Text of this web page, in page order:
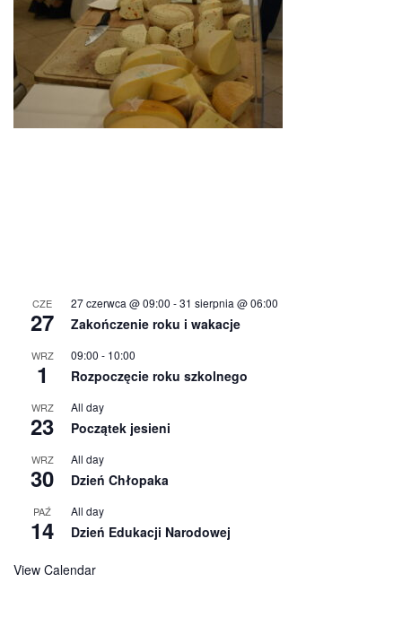
CZE
27
27 czerwca @ 09:00 -31 sierpnia @ 06:00
Zakończenie roku i wakacje
WRZ
1
09:00 - 10:00
Rozpoczęcie roku szkolnego
WRZ
23
All day
Początek jesieni
WRZ
30
All day
Dzień Chłopaka
PAŹ
14
All day
Dzień Edukacji Narodowej
View Calendar